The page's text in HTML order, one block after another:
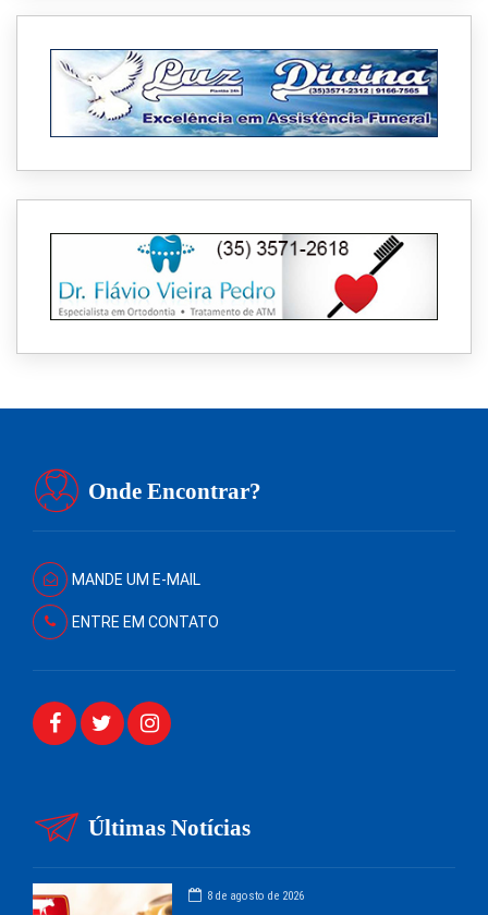
Onde Encontrar?
MANDE UM E-MAIL
ENTRE EM CONTATO
Últimas Notícias
8 de agosto de 2026